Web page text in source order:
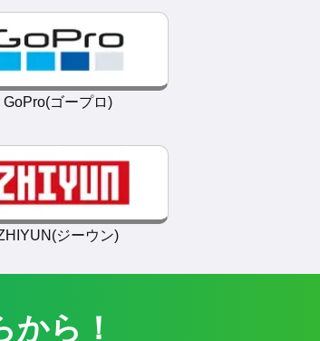
GoPro(ゴープロ)
ジーウン)
ら！